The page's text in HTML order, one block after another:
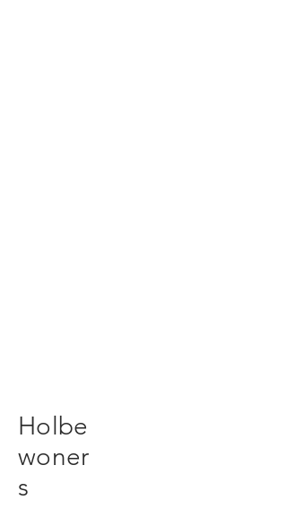
Holbe
woner
s